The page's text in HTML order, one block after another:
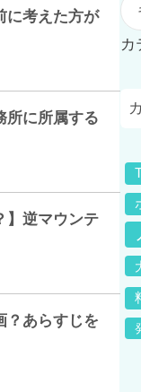
に考えた方が
所に所属する
】逆マウンテ
？あらすじを
カ